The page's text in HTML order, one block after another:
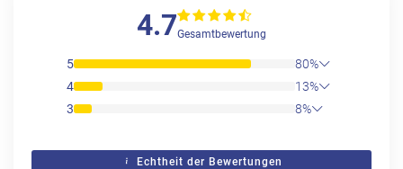
4.7Gesamtbewertung
5
80%
4
13%
3
8%
Echtheit der Bewertungen